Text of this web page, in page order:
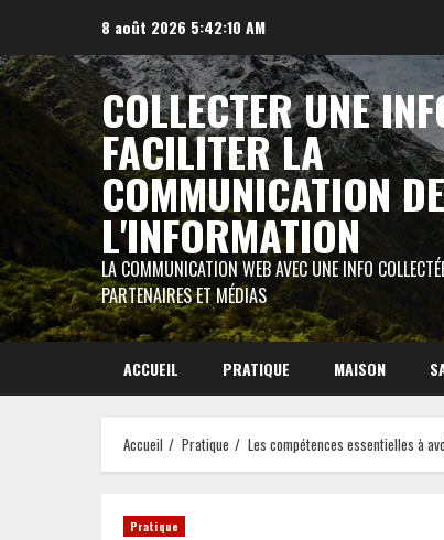
contenu
8 août 2026 5:42:11 AM
COLLECTER UNE
FACILITER LA
COMMUNICATION DE
L'INFORMATION
LA COMMUNICATION WEB AVEC UNE INFO
PARTENAIRES ET MÉDIAS
ACCUEIL PRATIQUE MAISON
Accueil Pratique Les compétences essentielles à
Pratique